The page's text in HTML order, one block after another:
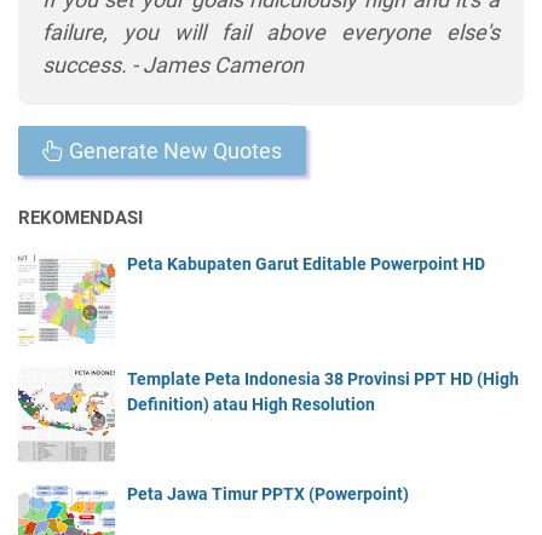
failure, you will fail above everyone else's
success. - James Cameron
Generate New Quotes
REKOMENDASI
Peta Kabupaten Garut Editable Powerpoint HD
Template Peta Indonesia 38 Provinsi PPT HD (High
Definition) atau High Resolution
Peta Jawa Timur PPTX (Powerpoint)